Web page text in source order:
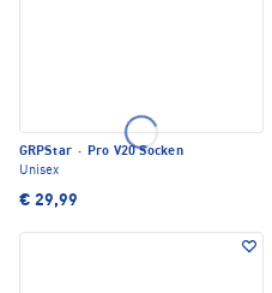
GRPStar · Pro V20 Socken
Unisex
€ 29,99